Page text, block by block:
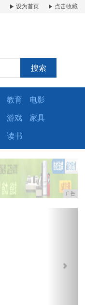
设为首页 点击收藏
搜索
教育 电影
游戏 家具
读书
广告